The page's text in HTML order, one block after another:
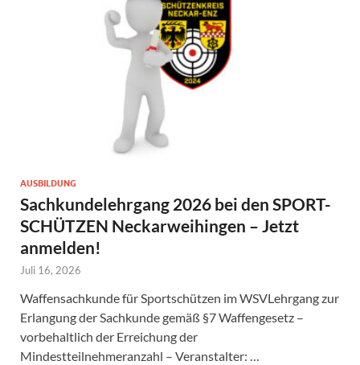
AUSBILDUNG
Sachkundelehrgang 2026 bei den SPORT-
SCHÜTZEN Neckarweihingen – Jetzt
anmelden!
Juli 16, 2026
Waffensachkunde für Sportschützen im WSVLehrgang zur
Erlangung der Sachkunde gemäß §7 Waffengesetz –
vorbehaltlich der Erreichung der
Mindestteilnehmeranzahl – Veranstalter: …